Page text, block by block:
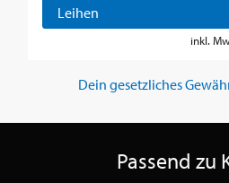
Leihen
inkl.
Dein gesetzliches
Passend zu